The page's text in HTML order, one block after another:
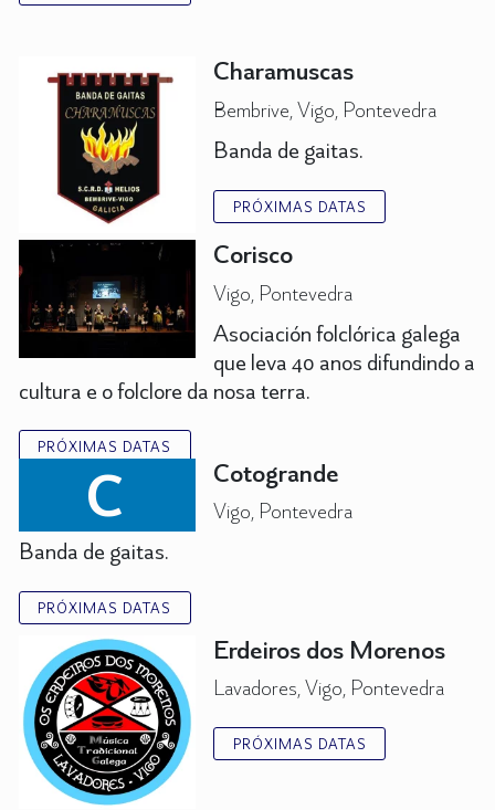
Charamuscas
Bembrive, Vigo, Pontevedra
Banda de gaitas.
PRÓXIMAS DATAS
Corisco
Vigo, Pontevedra
Asociación folclórica galega
que leva 40 anos difundindo a
cultura e o folclore da nosa terra.
PRÓXIMAS DATAS
C Cotogrande
Vigo, Pontevedra
Banda de gaitas.
PRÓXIMAS DATAS
Erdeiros dos Morenos
Lavadores, Vigo, Pontevedra
PRÓXIMAS DATAS